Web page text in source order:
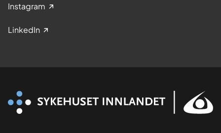
Instagram
LinkedIn